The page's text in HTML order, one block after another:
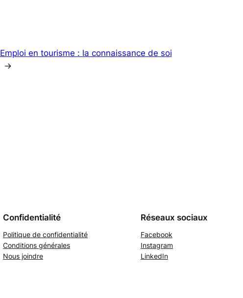
Emploi en tourisme : la connaissance de soi
→
Confidentialité
Politique de confidentialité
Conditions générales
Nous joindre
Réseaux sociaux
Facebook
Instagram
LinkedIn